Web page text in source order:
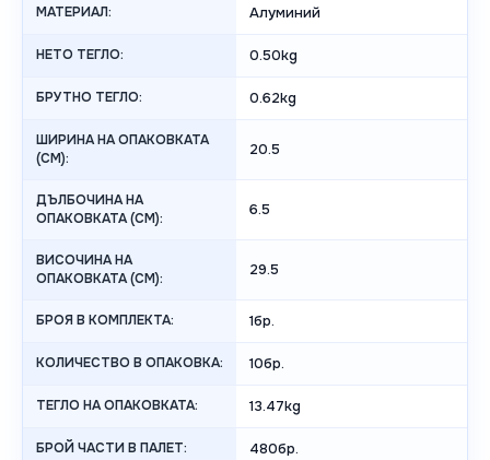
МАТЕРИАЛ: Алуминий
НЕТО ТЕГЛО: 0.50kg
БРУТНО ТЕГЛО: 0.62kg
ШИРИНА НА ОПАКОВКАТА
(CM):
20.5
ДЪЛБОЧИНА НА
ОПАКОВКАТА (CM):
6.5
ВИСОЧИНА НА
ОПАКОВКАТА (СМ):
29.5
БРОЯ В КОМПЛЕКТА: 1бр.
КОЛИЧЕСТВО В ОПАКОВКА: 10бр.
ТЕГЛО НА ОПАКОВКАТА: 13.47kg
БРОЙ ЧАСТИ В ПАЛЕТ: 480бр.